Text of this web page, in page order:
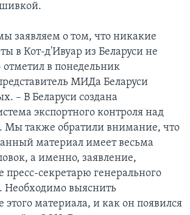
заявляем о том, что никакие
в Кот-д'Ивуар из Беларуси не
отметил в понедельник
МИДа Беларуси
– В Беларуси создана
экспортного контроля над
Мы также обратили внимание, что
материал имеет весьма
а именно, заявление,
секретарю генерального
Необходимо выяснить
материала, и как он появился